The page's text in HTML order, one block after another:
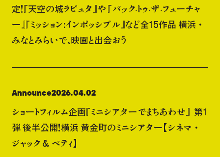
定！『天空の城ラピュタ』や 『バック‧トゥ‧ザ‧フューチャ
ー』『ミッション:インポッシブル』など全15作品 横浜・
みなとみらいで、映画と出会おう
Announce2026.04.02
ショートフィルム企画『ミニシアターでまちあわせ』 第1
弾 後半公開！横浜 黄金町のミニシアター【シネマ・
ジャック & ベティ】